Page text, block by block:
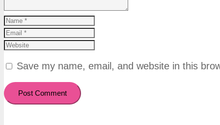
Save my name, email, and website in this
Post Comment